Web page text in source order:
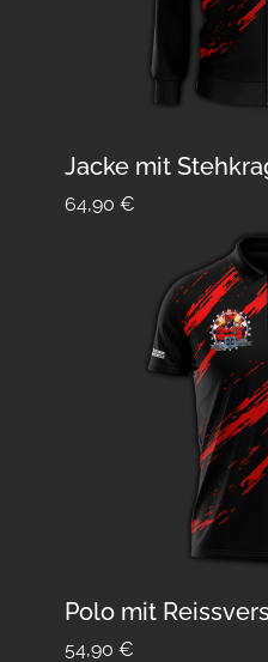
Jacke mit
64,90 €
Polo mit
54,90 €